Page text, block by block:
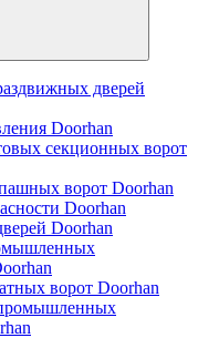
дверей
Doorhan
секционных ворот
ворот Doorhan
Doorhan
Doorhan
ворот Doorhan